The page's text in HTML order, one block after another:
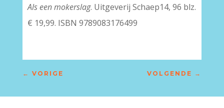
Als een mokerslag. Uitgeverij Schaep14, 96 blz.
€ 19,99. ISBN 9789083176499
← VORIGE VOLGENDE →